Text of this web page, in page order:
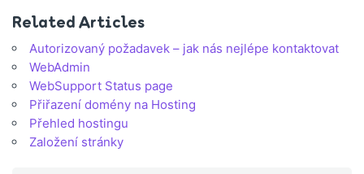
Related Articles
Autorizovaný požadavek – jak nás nejlépe kontaktovat
WebAdmin
WebSupport Status page
Přiřazení domény na Hosting
Přehled hostingu
Založení stránky